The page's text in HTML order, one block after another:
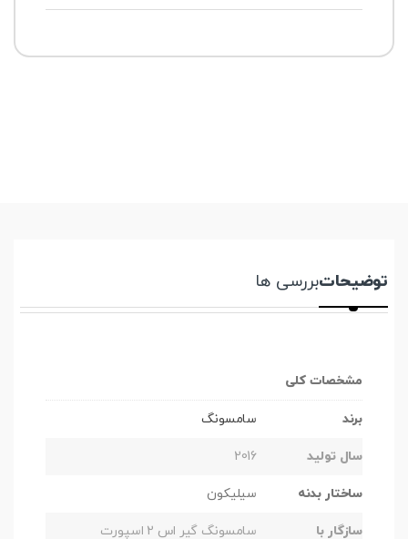
توضیحاتبررسی ها
مشخصات کلی
برند سامسونگ
سال تولید 2016
ساختار بدنه سیلیکون
سازگار با سامسونگ گیر اس 2 اسپورت